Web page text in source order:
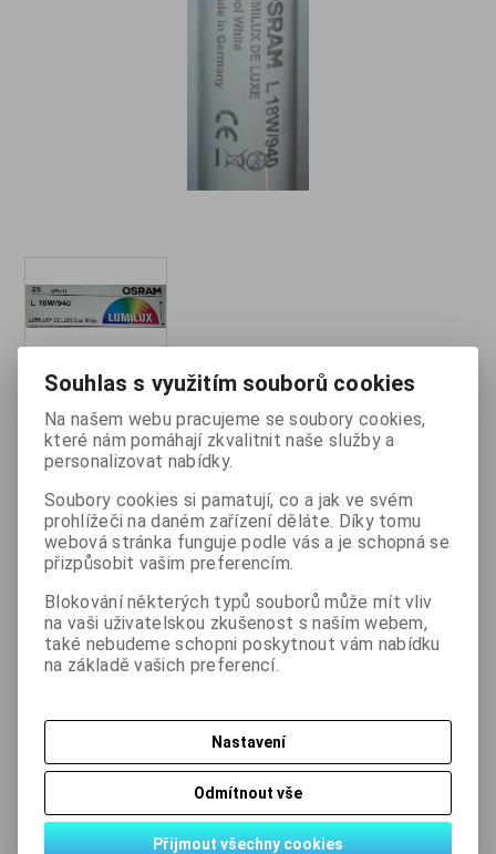
Katalogové číslo: LUMILUX-L18W-940
originál balení
285 Kč (bez DPH:236 Kč)


ks Koupit
Přidat do oblíbených Tisk
Souhlas s využitím souborů cookies
Na našem webu pracujeme se soubory cookies,
které nám pomáhají zkvalitnit naše služby a
personalizovat nabídky.
Soubory cookies si pamatují, co a jak ve svém
prohlížeči na daném zařízení děláte. Díky tomu
webová stránka funguje podle vás a je schopná se
přizpůsobit vašim preferencím.
Blokování některých typů souborů může mít vliv
na vaši uživatelskou zkušenost s naším webem,
také nebudeme schopni poskytnout vám nabídku
na základě vašich preferencí.
Nastavení
Odmítnout vše
Přijmout všechny cookies